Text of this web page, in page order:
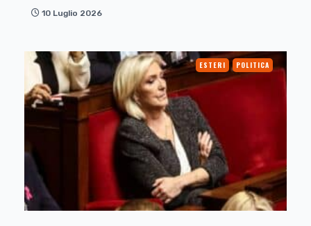
10 Luglio 2026
ESTERI POLITICA